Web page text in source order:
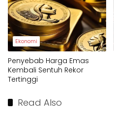
Ekonomi
Penyebab Harga Emas
Kembali Sentuh Rekor
Tertinggi
Read Also